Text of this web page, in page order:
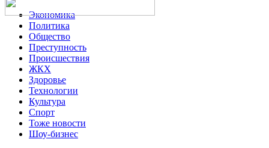
Экономика
Политика
Общество
Преступность
Происшествия
ЖКХ
Здоровье
Технологии
Культура
Спорт
Тоже новости
Шоу-бизнес